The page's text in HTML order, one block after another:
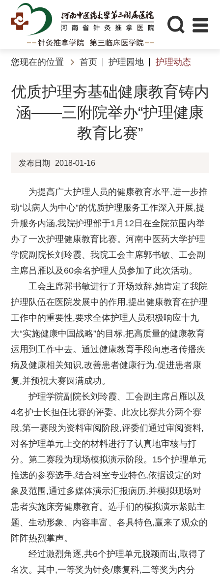
您现在的位置 首页 护理园地 护理动态
优质护理夯基础健康教育铸内
涵——三附院举办“护理健康
教育比赛”
发布日期 2018-01-16
为提高广大护理人员的健康教育水平,进一步推
动“以病人为中心”的优质护理服务工作深入开展,提
升服务内涵,我院护理部于1月12日在全院范围内举
办了一次护理健康教育比赛。河南中医药大学护理
学院副院长刘玲霞、我院工会主席郭书敏、工会副
主席吕雁以及60余名护理人员参加了此次活动。
工会主席郭书敏进行了开场致辞,她肯定了我院
护理队伍在医院发展中的作用,提出健康教育在护理
工作中的重要性,要求全体护理人员积极响应十九
大“实施健康中国战略”的目标,把高质量的健康教育
运用到工作中去。通过健康教育手段向患者传播疾
病及健康相关知识,改善患者健康行为,促进患者康
复,并预祝大赛圆满成功。
护理学院副院长刘玲霞、工会副主席吕雁以及
4名护士长担任比赛的评委。此次比赛共分两个赛
段,第一赛段为资料审阅阶段,评委们通过审阅资料,
对各护理单元上交的材料进行了认真地审核与打
分。第二赛段为现场模拟演示阶段。15个护理单元
推选的参赛选手,结合科室专业特色,依据设定的对
象及范围,通过多媒体演示汇报病历,并模拟现场对
患者实施床旁健康教育。选手们的模拟演示紧贴主
题、生动形象、内容丰富、各具特色,赢来了观众的
阵阵热烈掌声。
经过激烈角逐,共6个护理单元脱颖而出,取得了
名次。其中,一等奖为针灸/康复科,二等奖为内分